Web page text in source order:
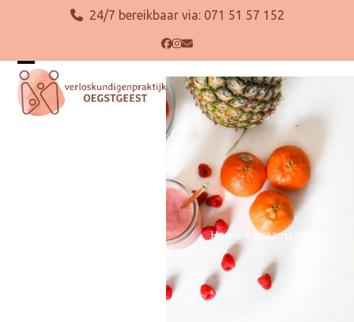
24/7 bereikbaar via: 071 51 57 152
Facebook
Instagram
E-
mail
Open
mobile
Close
mobile
Home Kraamzorg